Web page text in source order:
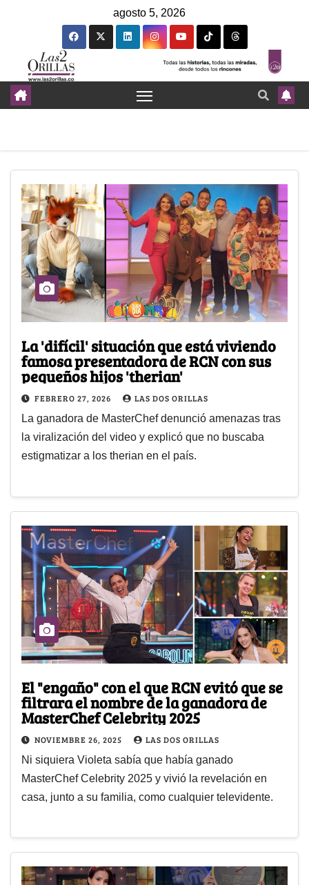
agosto 5, 2026
La 'difícil' situación que está viviendo
famosa presentadora de RCN con sus
pequeños hijos 'therian'
FEBRERO 27, 2026 LAS DOS ORILLAS
La ganadora de MasterChef denunció amenazas tras
la viralización del video y explicó que no buscaba
estigmatizar a los therian en el país.
El "engaño" con el que RCN evitó que se
filtrara el nombre de la ganadora de
MasterChef Celebrity 2025
NOVIEMBRE 26, 2025 LAS DOS ORILLAS
Ni siquiera Violeta sabía que había ganado
MasterChef Celebrity 2025 y vivió la revelación en
casa, junto a su familia, como cualquier televidente.